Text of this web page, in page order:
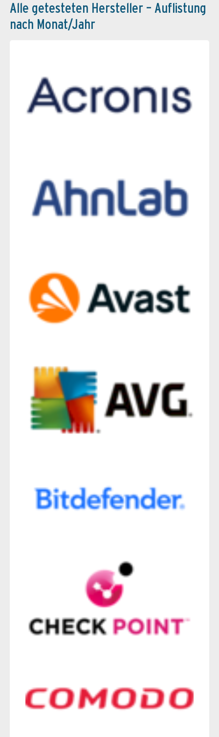
Alle getesteten Hersteller – Auflistung
nach Monat/Jahr